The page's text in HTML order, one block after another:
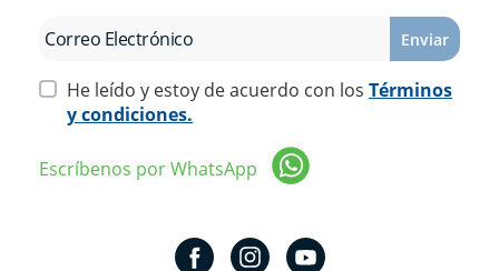
Enviar
He leído y estoy de acuerdo con los Términos
y condiciones.
Escríbenos por WhatsApp